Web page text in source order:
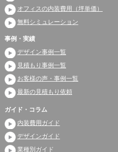
オフィスの内装費用（坪単価）
無料シミュレーション
事例・実績
デザイン事例一覧
見積もり事例一覧
お客様の声・事例一覧
最新の見積もり依頼
ガイド・コラム
内装費用ガイド
デザインガイド
業種別ガイド